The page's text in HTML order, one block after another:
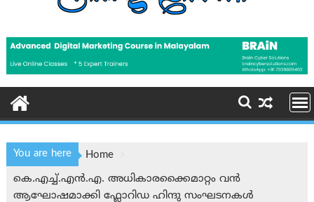
You are here
Home
കെ.എച്ച്.എൻ.എ. അധികാരക്കൈമാറ്റം വൻ
ആഘോഷമാക്കി ഫ്ലോറിഡ ഹിന്ദു സംഘടനകൾ